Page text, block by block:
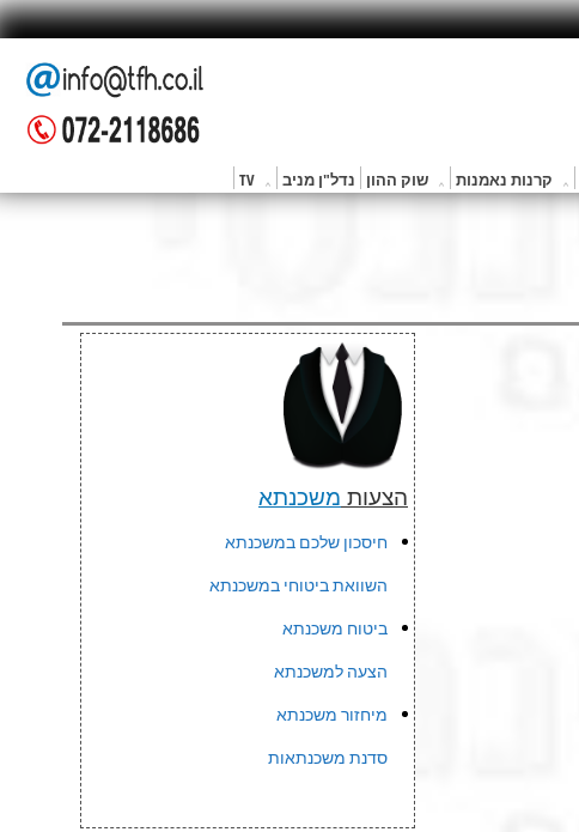
קרנות נאמנות שוק ההון נדל"ן מניב TV
הצעות משכנתא
חיסכון שלכם במשכנתא
השוואת ביטוחי במשכנתא
ביטוח משכנתא
הצעה למשכנתא
מיחזור משכנתא
סדנת משכנתאות